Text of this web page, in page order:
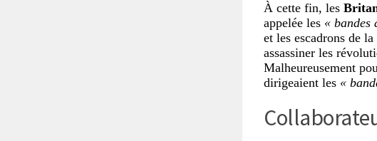
À cette fin, les
appelée les « bandes
et les escadrons de
assassiner les
Malheureusement
dirigeaient les «